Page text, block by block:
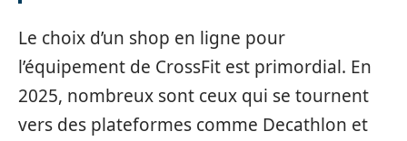
Le choix d’un shop en ligne pour
l’équipement de CrossFit est primordial. En
2025, nombreux sont ceux qui se tournent
vers des plateformes comme Decathlon et